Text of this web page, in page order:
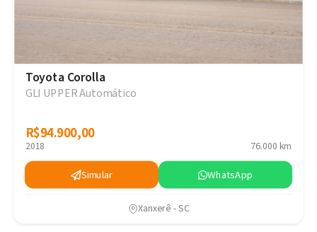
Toyota Corolla
GLI UPPER Automático
R$94.900,00
R$94.900,00
2018 76.000 km
Simular WhatsApp
Xanxerê - SC